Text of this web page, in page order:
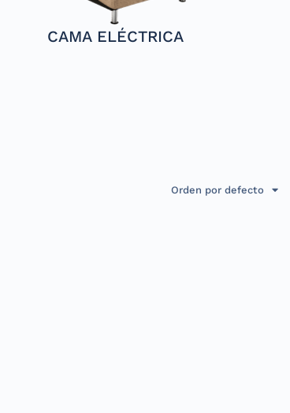
CAMA ELÉCTRICA
Orden por defecto